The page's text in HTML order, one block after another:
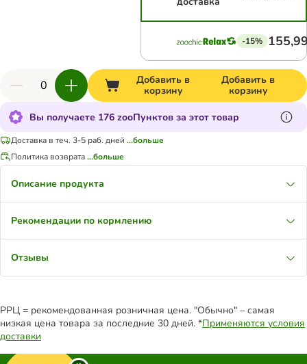
-15%
Добавить в
корзину
Добавить в
корзину
Вы получаете 176 zooПунктов за этот товар
Доставка в теч. 3-5 раб. дней ...больше
Политика возврата...больше
Описание продукта
Рекомендации по кормлению
Отзывы
РРЦ = рекомендованная розничная цена. "Обычно" – самая
низкая цена товара за последние 30 дней. *Применяются условия
доставки